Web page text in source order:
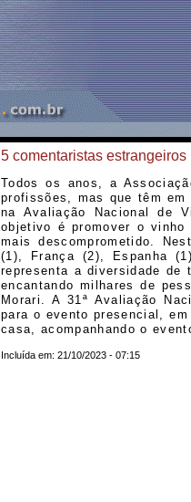
5 comentaristas estrangeiros
Todos os anos, a
profissões, mas que têm
na Avaliação Nacional de
objetivo é promover o
mais descomprometido.
(1), França (2), Espanha
representa a diversidade
encantando milhares de
Morari. A 31ª Avaliação
para o evento presencial,
casa, acompanhando o
Incluída em: 21/10/2023 - 07:15